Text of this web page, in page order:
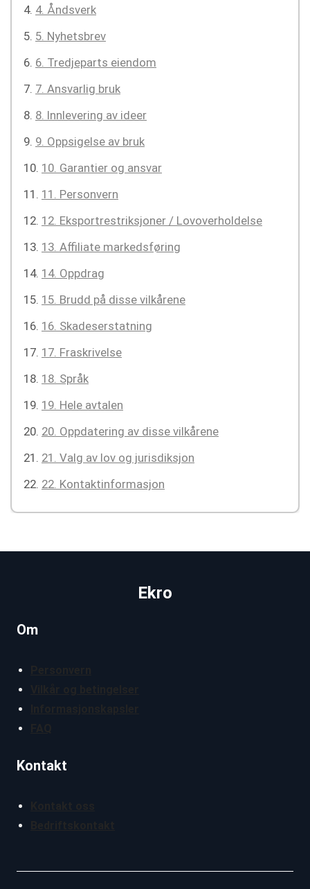
4. Åndsverk
5. Nyhetsbrev
6. Tredjeparts eiendom
7. Ansvarlig bruk
8. Innlevering av ideer
9. Oppsigelse av bruk
10. Garantier og ansvar
11. Personvern
12. Eksportrestriksjoner / Lovoverholdelse
13. Affiliate markedsføring
14. Oppdrag
15. Brudd på disse vilkårene
16. Skadeserstatning
17. Fraskrivelse
18. Språk
19. Hele avtalen
20. Oppdatering av disse vilkårene
21. Valg av lov og jurisdiksjon
22. Kontaktinformasjon
Ekro
Om
Kontakt